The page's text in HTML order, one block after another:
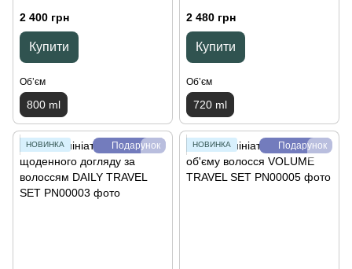
2 400 грн
Купити
Обʼєм
800 ml
2 480 грн
Купити
Обʼєм
720 ml
Подарунок
НОВИНКА Подарунок
НОВИНКА